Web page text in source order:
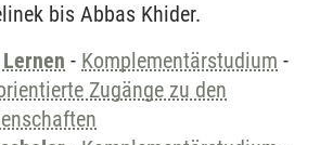
bis Abbas Khider.
- Komplementärstudium -
Zugänge zu den